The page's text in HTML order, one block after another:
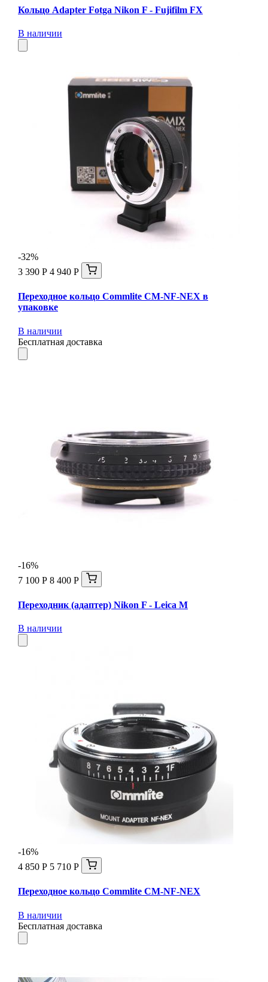
Кольцо Adapter Fotga Nikon F - Fujifilm FX
В наличии
-32%
3 390 Р 4 940 Р
Переходное кольцо Commlite CM-NF-NEX в
упаковке
В наличии
Бесплатная доставка
-16%
7 100 Р 8 400 Р
Переходник (адаптер) Nikon F - Leica М
В наличии
-16%
4 850 Р 5 710 Р
Переходное кольцо Commlite CM-NF-NEX
В наличии
Бесплатная доставка